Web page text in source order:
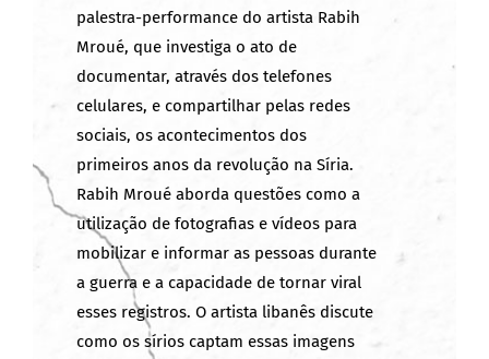
palestra-performance do artista Rabih
Mroué, que investiga o ato de
documentar, através dos telefones
celulares, e compartilhar pelas redes
sociais, os acontecimentos dos
primeiros anos da revolução na Síria.
Rabih Mroué aborda questões como a
utilização de fotografias e vídeos para
mobilizar e informar as pessoas durante
a guerra e a capacidade de tornar viral
esses registros. O artista libanês discute
como os sírios captam essas imagens